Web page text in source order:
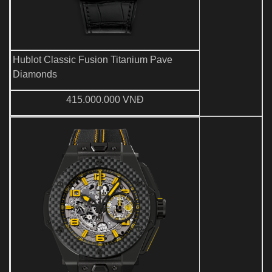
Hublot Classic Fusion Titanium Pave
Diamonds
415.000.000 VNĐ